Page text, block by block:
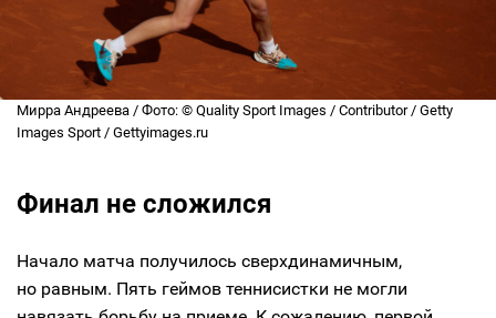
Мирра Андреева / Фото: © Quality Sport Images / Contributor / Getty
Images Sport / Gettyimages.ru
Финал не сложился
Начало матча получилось сверхдинамичным,
но равным. Пять геймов теннисистки не могли